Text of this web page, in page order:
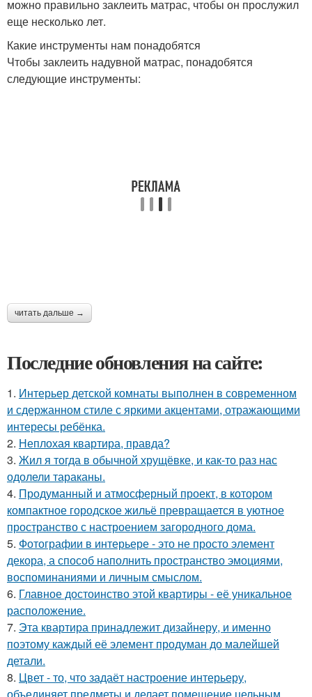
можно правильно заклеить матрас, чтобы он прослужил
еще несколько лет.
Какие инструменты нам понадобятся
Чтобы заклеить надувной матрас, понадобятся
следующие инструменты:
читать дальше →
Последние обновления на сайте:
1. Интерьер детской комнаты выполнен в современном
и сдержанном стиле с яркими акцентами, отражающими
интересы ребёнка.
2. Неплохая квартира, правда?
3. Жил я тогда в обычной хрущёвке, и как-то раз нас
одолели тараканы.
4. Продуманный и атмосферный проект, в котором
компактное городское жильё превращается в уютное
пространство с настроением загородного дома.
5. Фотографии в интерьере - это не просто элемент
декора, а способ наполнить пространство эмоциями,
воспоминаниями и личным смыслом.
6. Главное достоинство этой квартиры - её уникальное
расположение.
7. Эта квартира принадлежит дизайнеру, и именно
поэтому каждый её элемент продуман до малейшей
детали.
8. Цвет - то, что задаёт настроение интерьеру,
объединяет предметы и делает помещение цельным.